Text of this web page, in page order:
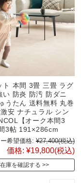
ト 本間 3畳 三畳 ラグ
い 防炎 防汚 防ダニ
うたん 送料無料 丸巻
安 ナチュラル シン
【オーク本間3
3帖 191×286cm
希望価格: ¥27,400(税込)
価格: ¥19,800(税込)
在庫を確認する